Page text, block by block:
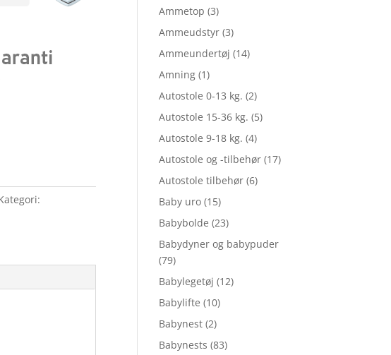
Ammetop (3)
Ammeudstyr (3)
Ammeundertøj (14)
Amning (1)
Autostole 0-13 kg. (2)
Autostole 15-36 kg. (5)
Autostole 9-18 kg. (4)
Autostole og -tilbehør (17)
Autostole tilbehør (6)
Baby uro (15)
Babybolde (23)
Babydyner og babypuder
(79)
Babylegetøj (12)
Babylifte (10)
Babynest (2)
Babynests (83)